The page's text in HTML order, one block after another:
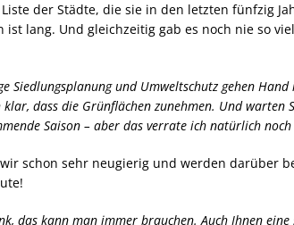
der Städte, die sie in den letzten fünfzig
lang. Und gleichzeitig gab es noch nie so
Siedlungsplanung und Umweltschutz gehen
dass die Grünflächen zunehmen. Und warten
Saison – aber das verrate ich natürlich
schon sehr neugierig und werden darüber
das kann man immer brauchen. Auch Ihnen eine